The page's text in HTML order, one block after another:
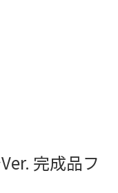
完成品フ